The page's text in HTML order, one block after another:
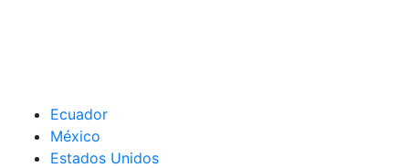
Ecuador
México
Estados Unidos